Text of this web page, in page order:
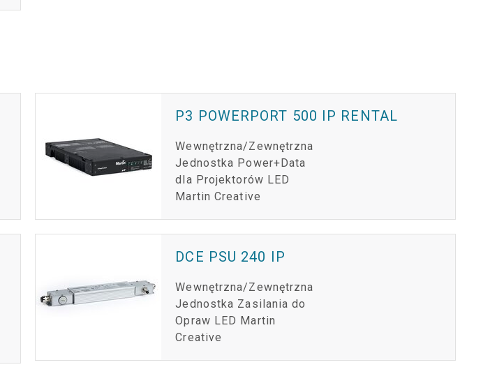
P3 POWERPORT 500 IP RENTAL
Wewnętrzna/Zewnętrzna
Jednostka Power+Data
dla Projektorów LED
Martin Creative
DCE PSU 240 IP
Wewnętrzna/Zewnętrzna
Jednostka Zasilania do
Opraw LED Martin
Creative